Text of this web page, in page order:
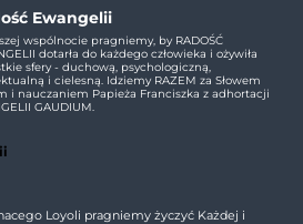
Ewangelii
wspólnocie pragniemy, by RADOŚĆ
dotarła do każdego człowieka i ożywiła
sfery - duchową, psychologiczną,
i cielesną. Idziemy RAZEM za Słowem
i nauczaniem Papieża Franciszka z adhortacji
GAUDIUM.
Loyoli pragniemy życzyć Każdej i